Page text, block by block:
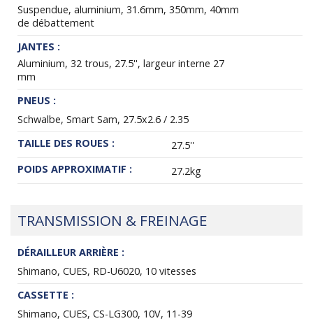
Suspendue, aluminium, 31.6mm, 350mm, 40mm
de débattement
JANTES :
Aluminium, 32 trous, 27.5'', largeur interne 27
mm
PNEUS :
Schwalbe, Smart Sam, 27.5x2.6 / 2.35
TAILLE DES ROUES :
27.5''
POIDS APPROXIMATIF :
27.2kg
TRANSMISSION & FREINAGE
DÉRAILLEUR ARRIÈRE :
Shimano, CUES, RD-U6020, 10 vitesses
CASSETTE :
Shimano, CUES, CS-LG300, 10V, 11-39